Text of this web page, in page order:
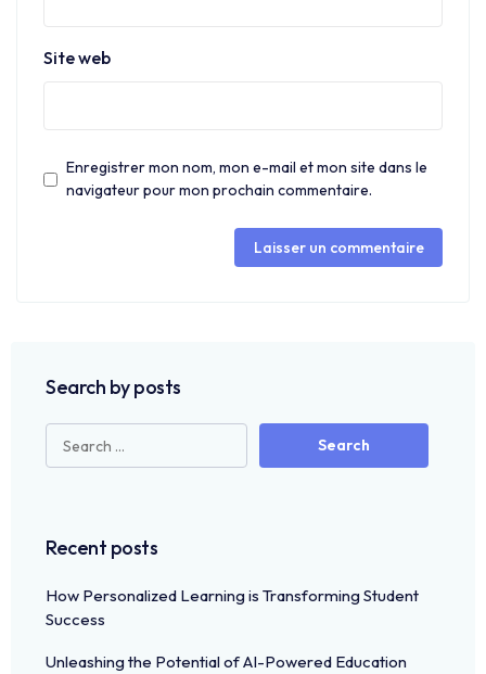
Site web
Enregistrer mon nom, mon e-mail et mon site dans le
navigateur pour mon prochain commentaire.
Search by posts
Recent posts
How Personalized Learning is Transforming Student
Success
Unleashing the Potential of AI-Powered Education